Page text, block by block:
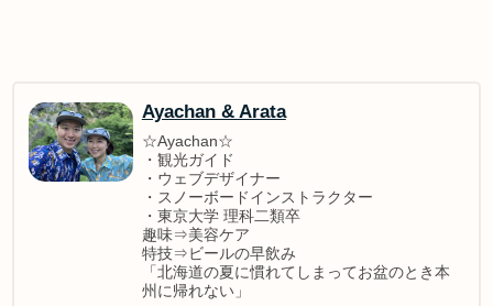
Ayachan & Arata
☆Ayachan☆
・観光ガイド
・ウェブデザイナー
・スノーボードインストラクター
・東京大学 理科二類卒
趣味⇒美容ケア
特技⇒ビールの早飲み
「北海道の夏に慣れてしまってお盆のとき本
州に帰れない」